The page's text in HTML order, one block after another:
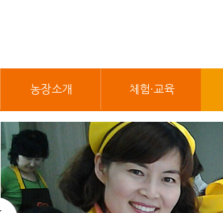
농장소개 체험·교육